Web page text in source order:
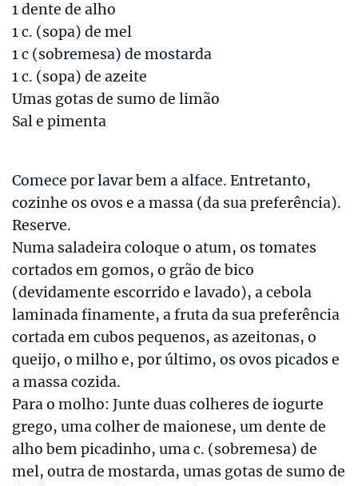
1 dente de alho
1 c. (sopa) de mel
1 c (sobremesa) de mostarda
1 c. (sopa) de azeite
Umas gotas de sumo de limão
Sal e pimenta
Comece por lavar bem a alface. Entretanto,
cozinhe os ovos e a massa (da sua preferência).
Reserve.
Numa saladeira coloque o atum, os tomates
cortados em gomos, o grão de bico
(devidamente escorrido e lavado), a cebola
laminada finamente, a fruta da sua preferência
cortada em cubos pequenos, as azeitonas, o
queijo, o milho e, por último, os ovos picados e
a massa cozida.
Para o molho: Junte duas colheres de iogurte
grego, uma colher de maionese, um dente de
alho bem picadinho, uma c. (sobremesa) de
mel, outra de mostarda, umas gotas de sumo de